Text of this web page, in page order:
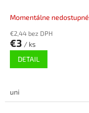
Momentálne nedostupné
€2,44 bez DPH
€3 / ks
DETAIL
uni